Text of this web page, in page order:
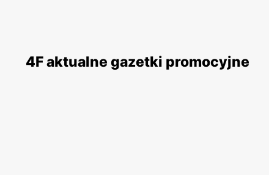
4F aktualne gazetki promocyjne